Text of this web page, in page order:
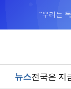
“우리는
뉴스전국은 지